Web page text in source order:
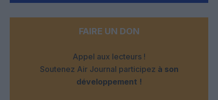
FAIRE UN DON
Appel aux lecteurs !
Soutenez Air Journal participez à son
développement !